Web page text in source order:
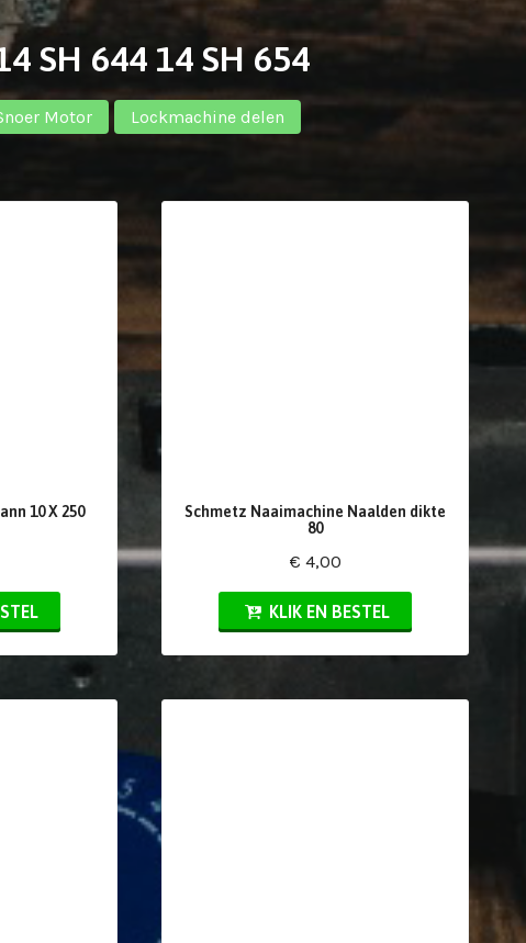
SH 644 14 SH 654
Motor
Lockmachine delen
10 X 250
Schmetz Naaimachine Naalden dikte
80
€ 4,00
KLIK EN BESTEL